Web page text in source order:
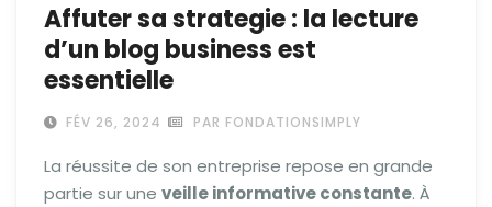
Affuter sa strategie : la lecture
d’un blog business est
essentielle
FÉV 26, 2024 PAR FONDATIONSIMPLY
La réussite de son entreprise repose en grande
partie sur une veille informative constante. À